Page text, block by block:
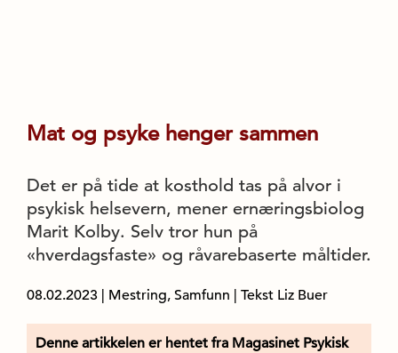
Mat og psyke henger sammen
Det er på tide at kosthold tas på alvor i
psykisk helsevern, mener ernæringsbiolog
Marit Kolby. Selv tror hun på
«hverdagsfaste» og råvarebaserte måltider.
08.02.2023 Mestring, Samfunn | Tekst Liz Buer
Denne artikkelen er hentet fra Magasinet Psykisk